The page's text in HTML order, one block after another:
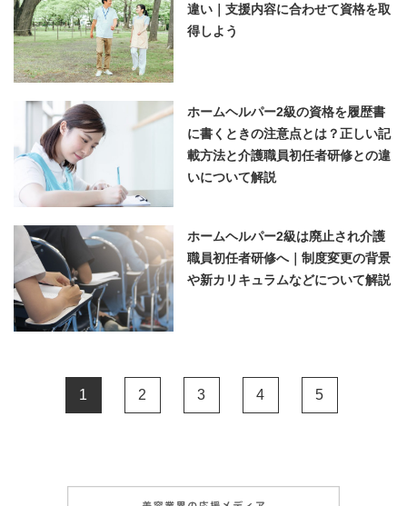
違い｜支援内容に合わせて資格を取
得しよう
ホームヘルパー2級の資格を履歴書
に書くときの注意点とは？正しい記
載方法と介護職員初任者研修との違
いについて解説
ホームヘルパー2級は廃止され介護
職員初任者研修へ｜制度変更の背景
や新カリキュラムなどについて解説
1 2 3 4 5